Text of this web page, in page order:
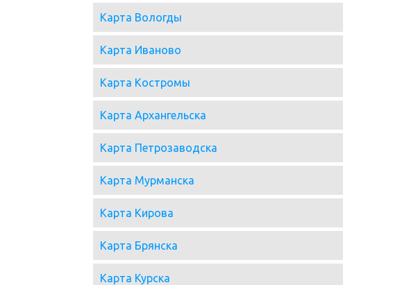
Карта Вологды
Карта Иваново
Карта Костромы
Карта Архангельска
Карта Петрозаводска
Карта Мурманска
Карта Кирова
Карта Брянска
Карта Курска